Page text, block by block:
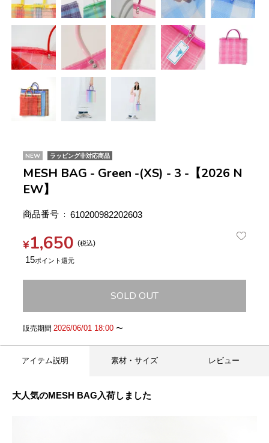
NEW ラッピング非対応商品
MESH BAG - Green -(XS) - 3 -【2026 N
EW】
商品番号 610200982202603
¥1,650 税込
15
SOLD OUT
販売期間 2026/06/01 18:00〜
アイテム説明 素材・サイズ レビュー
大人気のMESH BAG入荷しました